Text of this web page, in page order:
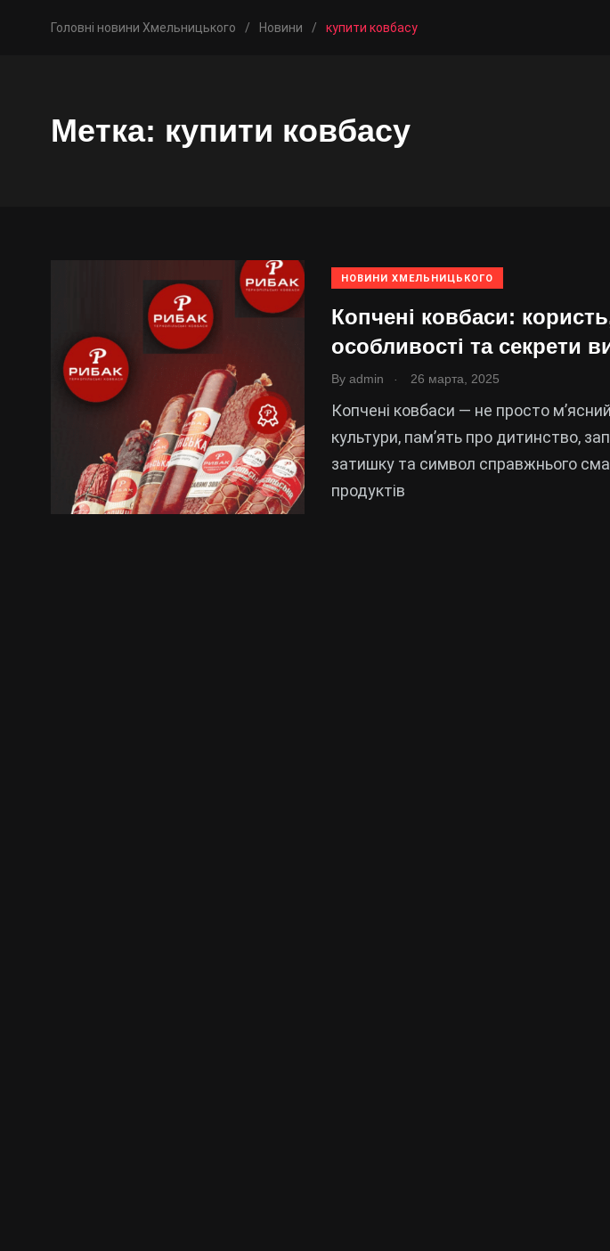
Головні новини Хмельницького / Новини / купити ковбасу
Метка: купити ковбасу
НОВИНИ ХМЕЛЬНИЦЬКОГО
Копчені ковбаси:
особливості та секрети
By admin 26 марта, 2025
Копчені ковбаси — не просто
культури, пам’ять про дитинство,
затишку та символ справжнього
продуктів